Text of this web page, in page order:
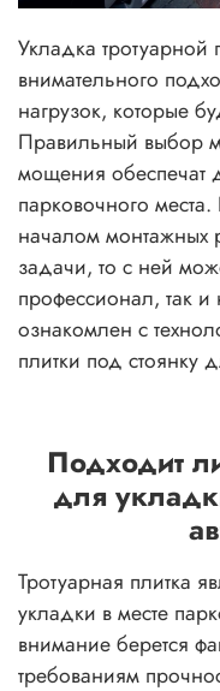
Укладка тротуарной
внимательного
нагрузок, которые
Правильный выбор
мощения обеспечат
парковочного
началом монтажных
задачи, то с ней
профессионал, так
ознакомлен с
плитки под стоянку
Подходит
для
Тротуарная плитка
укладки в месте
внимание берется
требованиям